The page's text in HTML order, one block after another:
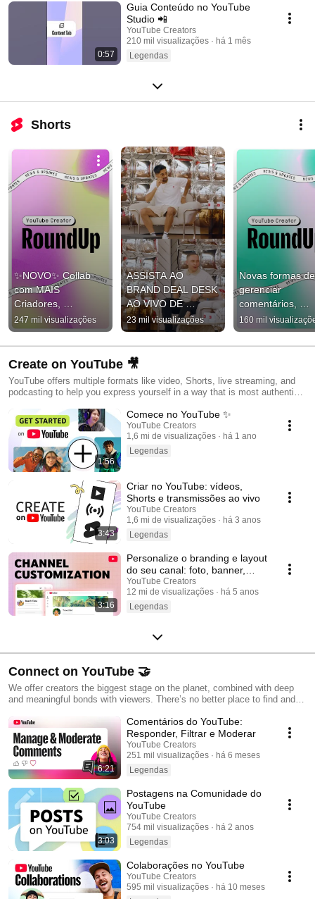
0:57
Guia Conteúdo no YouTube
Studio 📲
YouTube Creators
210 mil visualizações
há 1 mês
Legendas
Shorts
✨NOVO✨ Collab
com MAIS
Criadores,
Atualizações da
Comunidade e muito
mais!
#shortsroundup
247 mil visualizações
ASSISTA AO
BRAND DEAL DESK
AO VIVO DE
CANNES: Esconde-
esconde com Virgin
Media O2 e The
Sidemen.
23 mil visualizações
Novas formas de
gerenciar
comentários,
músicas em
de imagem e
#shortsroundup
160 mil
Create on YouTube 🎥
YouTube offers multiple formats like video, Shorts, live streaming, and
podcasting to help you express yourself in a way that is most authentic
1:56
Comece no YouTube ✨
YouTube Creators
1,6 mi de visualizações
há 1 ano
Legendas
3:43
Criar no YouTube: vídeos,
Shorts e transmissões ao vivo
YouTube Creators
1,6 mi de visualizações
há 3 anos
Legendas
3:16
Personalize o branding e layout
do seu canal: foto, banner,
trailer, seções e mais!
YouTube Creators
12 mi de visualizações
há 5 anos
Legendas
Connect on YouTube 🤝
We offer creators the biggest stage on the planet, combined with deep
and meaningful bonds with viewers. There’s no better place to find and
6:21
Comentários do YouTube:
Responder, Filtrar e Moderar
YouTube Creators
251 mil visualizações
há 6 meses
Legendas
3:03
Postagens na Comunidade do
YouTube
YouTube Creators
754 mil visualizações
há 2 anos
Legendas
Colaborações no YouTube
YouTube Creators
595 mil visualizações
há 10 meses